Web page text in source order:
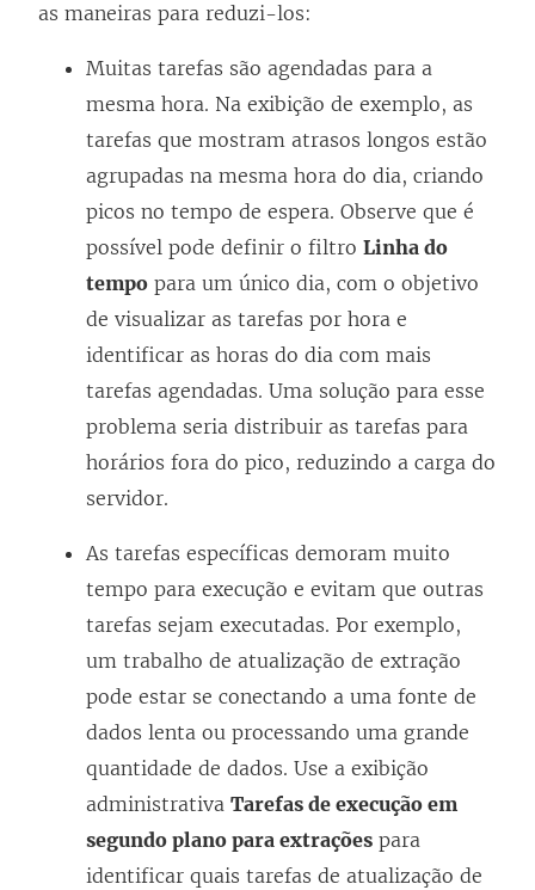
as maneiras para reduzi-los:
Muitas tarefas são agendadas para a
mesma hora. Na exibição de exemplo, as
tarefas que mostram atrasos longos estão
agrupadas na mesma hora do dia, criando
picos no tempo de espera. Observe que é
possível pode definir o filtro Linha do
tempo para um único dia, com o objetivo
de visualizar as tarefas por hora e
identificar as horas do dia com mais
tarefas agendadas. Uma solução para esse
problema seria distribuir as tarefas para
horários fora do pico, reduzindo a carga do
servidor.
As tarefas específicas demoram muito
tempo para execução e evitam que outras
tarefas sejam executadas. Por exemplo,
um trabalho de atualização de extração
pode estar se conectando a uma fonte de
dados lenta ou processando uma grande
quantidade de dados. Use a exibição
administrativa Tarefas de execução em
segundo plano para extrações para
identificar quais tarefas de atualização de